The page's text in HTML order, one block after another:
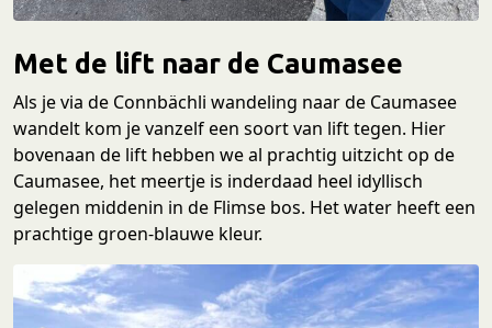
Met de lift naar de Caumasee
Als je via de Connbächli wandeling naar de Caumasee
wandelt kom je vanzelf een soort van lift tegen. Hier
bovenaan de lift hebben we al prachtig uitzicht op de
Caumasee, het meertje is inderdaad heel idyllisch
gelegen middenin in de Flimse bos. Het water heeft een
prachtige groen-blauwe kleur.